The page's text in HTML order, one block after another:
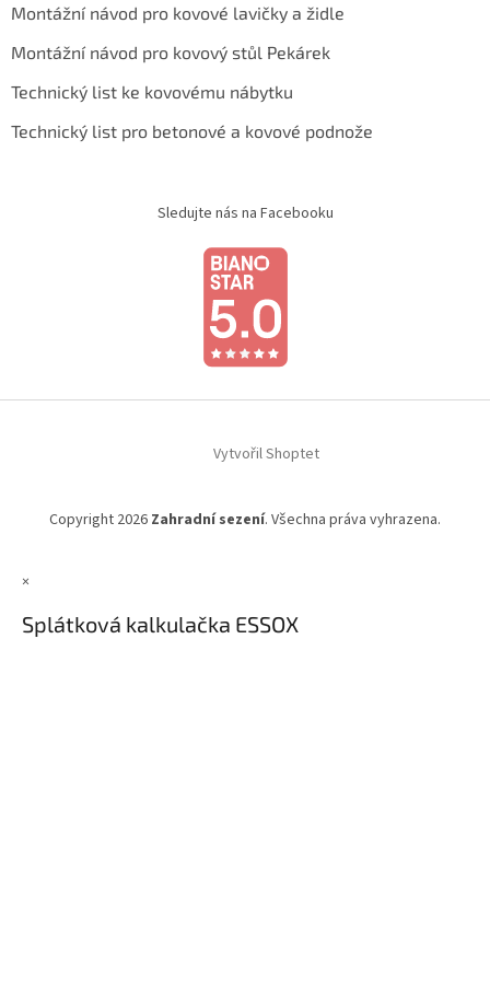
Montážní návod pro kovové lavičky a židle
Montážní návod pro kovový stůl Pekárek
Technický list ke kovovému nábytku
Technický list pro betonové a kovové podnože
Sledujte nás na Facebooku
Vytvořil Shoptet
Copyright 2026 Zahradní sezení. Všechna práva vyhrazena.
×
Splátková kalkulačka ESSOX